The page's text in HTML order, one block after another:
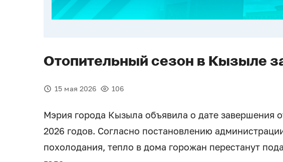
Отопительный сезон в Кызыле
15 мая 2026 106
Мэрия города Кызыла объявила о дате завершения
2026 годов. Согласно постановлению
похолодания, тепло в дома горожан перестанут